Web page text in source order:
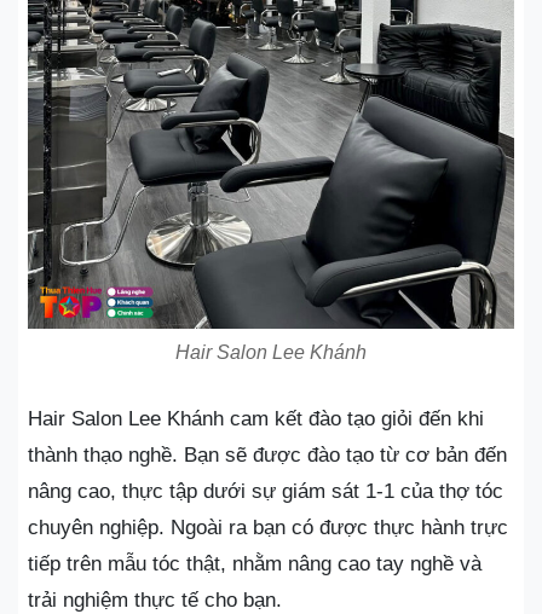
Hair Salon Lee Khánh
Hair Salon Lee Khánh cam kết đào tạo giỏi đến khi
thành thạo nghề. Bạn sẽ được đào tạo từ cơ bản đến
nâng cao, thực tập dưới sự giám sát 1-1 của thợ tóc
chuyên nghiệp. Ngoài ra bạn có được thực hành trực
tiếp trên mẫu tóc thật, nhằm nâng cao tay nghề và
trải nghiệm thực tế cho bạn.